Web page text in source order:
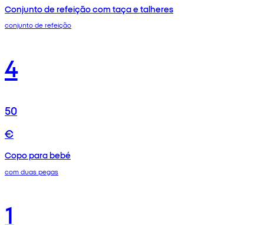
Conjunto de refeição com taça e talheres
conjunto de refeição
4
50
€
Copo para bebé
com duas pegas
1